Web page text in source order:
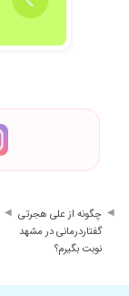
چگونه از علی هجرتی
گفتاردرمانی در مشهد
نوبت بگیرم؟